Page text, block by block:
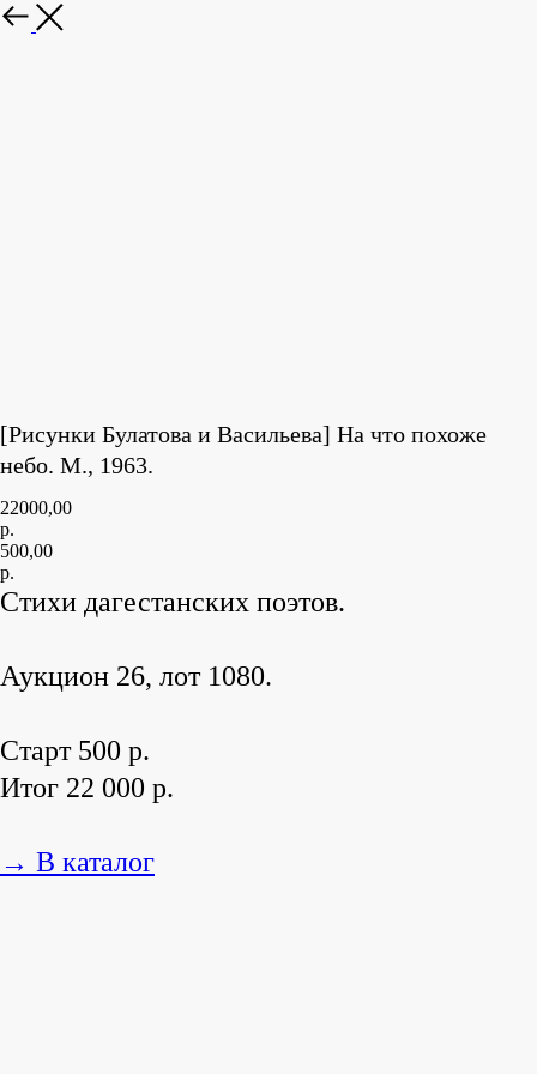
[Рисунки Булатова и Васильева] На что похоже
небо. М., 1963.
22000,00
р.
500,00
р.
Стихи дагестанских поэтов.
Аукцион 26, лот 1080.
Старт 500 р.
Итог 22 000 р.
→ В каталог